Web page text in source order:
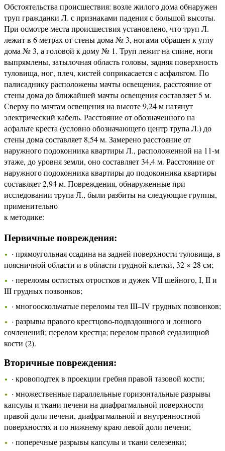
Обстоятельства происшествия: возле жилого дома обнаружен
труп гражданки Л. с признаками падения с большой высоты.
При осмотре места происшествия установлено, что труп Л.
лежит в 6 метрах от стены дома № 3, ногами обращен к углу
дома № 3, а головой к дому № 1. Труп лежит на спине, ноги
выпрямлены, затылочная область головы, задняя поверхность
туловища, ног, плеч, кистей соприкасается с асфальтом. По
палисаднику расположены мачты освещения, расстояние от
стены дома до ближайшей мачты освещения составляет 5 м.
Сверху по мачтам освещения на высоте 9,24 м натянут
электрический кабель. Расстояние от обозначенного на
асфальте креста (условно обозначающего центр трупа Л.) до
стены дома составляет 8,54 м. Замерено расстояние от
наружного подоконника квартиры Л., расположенной на 11-м
этаже, до уровня земли, оно составляет 34,4 м. Расстояние от
наружного подоконника квартиры до подоконника квартиры
составляет 2,94 м. Повреждения, обнаруженные при
исследовании трупа Л., были разбиты на следующие группы,
применительно
к методике:
Первичные повреждения:
· прямоугольная ссадина на задней поверхности туловища, в
поясничной области и в области грудной клетки, 32 × 28 см;
· переломы остистых отростков и дужек VII шейного, I, II и
III грудных позвонков;
· многооскольчатые переломы тел III–IV грудных позвонков;
· разрывы правого крестцово-подвздошного и лонного
сочленений; перелом крестца; перелом правой седалищной
кости (2).
Вторичные повреждения:
· кровоподтек в проекции гребня правой тазовой кости;
· множественные параллельные горизонтальные разрывы
капсулы и ткани печени на диафрагмальной поверхности
правой доли печени, диафрагмальной и внутренностной
поверхностях и по нижнему краю левой доли печени;
· поперечные разрывы капсулы и ткани селезенки;